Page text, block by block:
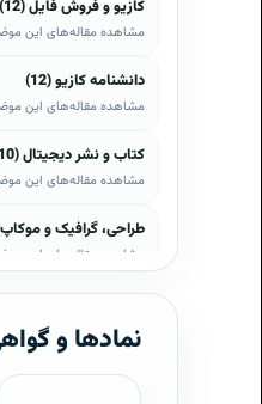
کازیو و فروش فایل (12)
مشاهده مقاله‌های این
دانشنامه کازیو (12)
مشاهده مقاله‌های این
کتاب و نشر دیجیتال (10)
مشاهده مقاله‌های این
طراحی، گرافیک و موکاپ
مشاهده مقاله‌های این
مشاهده مقاله‌های این
موبایل و اندروید (6)
نمادها و